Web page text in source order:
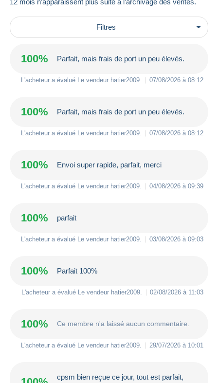
Filtres
100% Parfait, mais frais de port un peu élevés.
L'acheteur a évalué Le vendeur hatier2009 07/08/2026 à 08:12
100% Parfait, mais frais de port un peu élevés.
L'acheteur a évalué Le vendeur hatier2009 07/08/2026 à 08:12
100% Envoi super rapide, parfait, merci
L'acheteur a évalué Le vendeur hatier2009 04/08/2026 à 09:39
100% parfait
L'acheteur a évalué Le vendeur hatier2009 03/08/2026 à 09:03
100% Parfait 100%
L'acheteur a évalué Le vendeur hatier2009 02/08/2026 à 11:03
100% Ce membre n'a laissé aucun commentaire.
L'acheteur a évalué Le vendeur hatier2009 29/07/2026 à 10:01
cpsm bien reçue ce jour, tout est parfait,